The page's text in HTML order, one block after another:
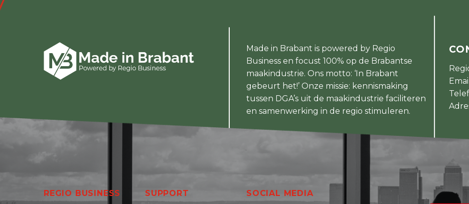
Made in Brabant is powered by Regio
Business en focust 100% op de Brabantse
maakindustrie. Ons motto: ‘In Brabant
gebeurt het!’ Onze missie: kennismaking
tussen DGA’s uit de maakindustrie faciliteren
en samenwerking in de regio stimuleren.
REGIO BUSINESS SUPPORT SOCIAL MEDIA